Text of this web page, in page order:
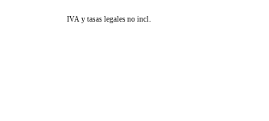
IVA y tasas legales no incl.